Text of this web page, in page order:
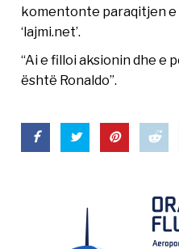
komentonte paraqitjen e
‘lajmi.net’.
“Ai e filloi aksionin dhe e
është Ronaldo”.